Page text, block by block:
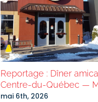
Reportage : Dîner
Centre-du-Québec —
mai 6th, 2026